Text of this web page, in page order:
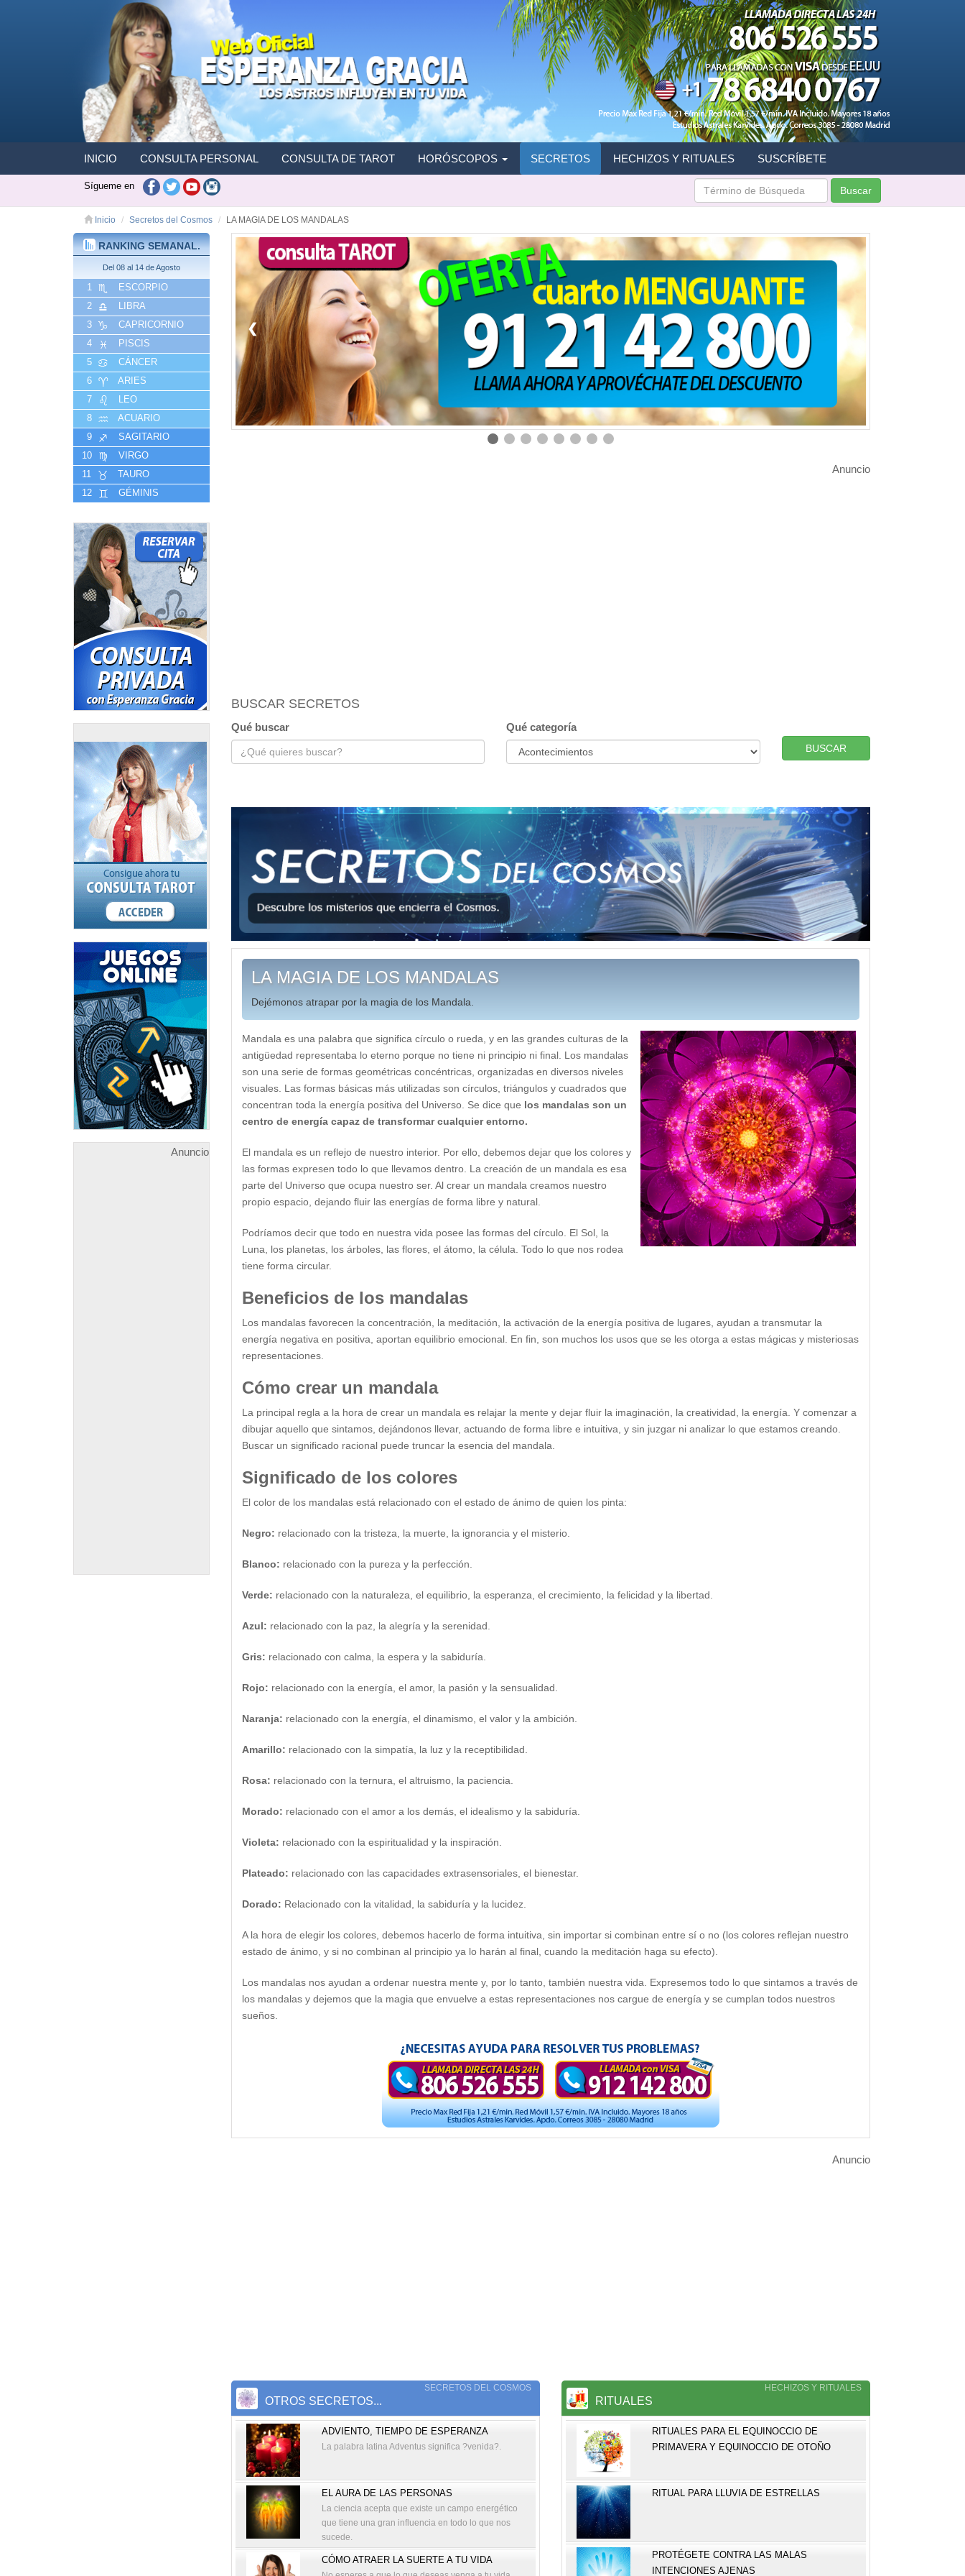
INICIO CONSULTA PERSONAL CONSULTA DE TAROT HORÓSCOPOS SECRETOS HECHIZOS Y RITUALES SUSCRÍBETE
Sígueme en Buscar
Inicio Secretos del Cosmos LA MAGIA DE LOS MANDALAS
RANKING SEMANAL.
Del 08 al 14 de Agosto
1
ESCORPIO
2
LIBRA
3
CAPRICORNIO
4
PISCIS
5
CÁNCER
6
ARIES
7
LEO
8
ACUARIO
9
SAGITARIO
10
VIRGO
11
TAURO
12
GÉMINIS
Anuncio
❮ ❯
Anuncio
BUSCAR SECRETOS
Qué buscar Qué categoría
BUSCAR
LA MAGIA DE LOS MANDALAS
Dejémonos atrapar por la magia de los Mandala.
Mandala es una palabra que significa círculo o rueda, y en las grandes culturas de la
antigüedad representaba lo eterno porque no tiene ni principio ni final. Los mandalas
son una serie de formas geométricas concéntricas, organizadas en diversos niveles
visuales. Las formas básicas más utilizadas son círculos, triángulos y cuadrados que
concentran toda la energía positiva del Universo. Se dice que los mandalas son un
centro de energía capaz de transformar cualquier entorno.
El mandala es un reflejo de nuestro interior. Por ello, debemos dejar que los colores y
las formas expresen todo lo que llevamos dentro. La creación de un mandala es esa
parte del Universo que ocupa nuestro ser. Al crear un mandala creamos nuestro
propio espacio, dejando fluir las energías de forma libre y natural.
Podríamos decir que todo en nuestra vida posee las formas del círculo. El Sol, la
Luna, los planetas, los árboles, las flores, el átomo, la célula. Todo lo que nos rodea
tiene forma circular.
Beneficios de los mandalas
Los mandalas favorecen la concentración, la meditación, la activación de la energía positiva de lugares, ayudan a transmutar la
energía negativa en positiva, aportan equilibrio emocional. En fin, son muchos los usos que se les otorga a estas mágicas y misteriosas
representaciones.
Cómo crear un mandala
La principal regla a la hora de crear un mandala es relajar la mente y dejar fluir la imaginación, la creatividad, la energía. Y comenzar a
dibujar aquello que sintamos, dejándonos llevar, actuando de forma libre e intuitiva, y sin juzgar ni analizar lo que estamos creando.
Buscar un significado racional puede truncar la esencia del mandala.
Significado de los colores
El color de los mandalas está relacionado con el estado de ánimo de quien los pinta:
Negro: relacionado con la tristeza, la muerte, la ignorancia y el misterio.
Blanco: relacionado con la pureza y la perfección.
Verde: relacionado con la naturaleza, el equilibrio, la esperanza, el crecimiento, la felicidad y la libertad.
Azul: relacionado con la paz, la alegría y la serenidad.
Gris: relacionado con calma, la espera y la sabiduría.
Rojo: relacionado con la energía, el amor, la pasión y la sensualidad.
Naranja: relacionado con la energía, el dinamismo, el valor y la ambición.
Amarillo: relacionado con la simpatía, la luz y la receptibilidad.
Rosa: relacionado con la ternura, el altruismo, la paciencia.
Morado: relacionado con el amor a los demás, el idealismo y la sabiduría.
Violeta: relacionado con la espiritualidad y la inspiración.
Plateado: relacionado con las capacidades extrasensoriales, el bienestar.
Dorado: Relacionado con la vitalidad, la sabiduría y la lucidez.
A la hora de elegir los colores, debemos hacerlo de forma intuitiva, sin importar si combinan entre sí o no (los colores reflejan nuestro
estado de ánimo, y si no combinan al principio ya lo harán al final, cuando la meditación haga su efecto).
Los mandalas nos ayudan a ordenar nuestra mente y, por lo tanto, también nuestra vida. Expresemos todo lo que sintamos a través de
los mandalas y dejemos que la magia que envuelve a estas representaciones nos cargue de energía y se cumplan todos nuestros
sueños.
Anuncio
SECRETOS DEL COSMOS
OTROS SECRETOS...
ADVIENTO, TIEMPO DE ESPERANZA
La palabra latina Adventus significa ?venida?.
EL AURA DE LAS PERSONAS
La ciencia acepta que existe un campo energético
que tiene una gran influencia en todo lo que nos
sucede.
CÓMO ATRAER LA SUERTE A TU VIDA
HECHIZOS Y RITUALES
RITUALES
RITUALES PARA EL EQUINOCCIO DE
PRIMAVERA Y EQUINOCCIO DE OTOÑO
RITUAL PARA LLUVIA DE ESTRELLAS
PROTÉGETE CONTRA LAS MALAS
INTENCIONES AJENAS